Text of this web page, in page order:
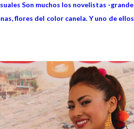
Son muchos los novelistas -
flores del color canela. Y uno de